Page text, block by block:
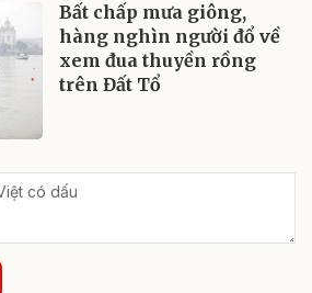
Bất chấp mưa giông,
hàng nghìn người đổ về
xem đua thuyền rồng
trên Đất Tổ